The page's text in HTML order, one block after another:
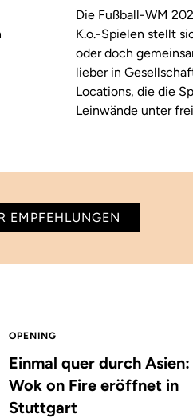
Die Fußball-WM
K.o.-Spielen stellt
oder doch
lieber in
Locations, die die
Leinwände unter
EMPFEHLUNGEN
OPENING
Einmal quer durch Asien:
Wok on Fire eröffnet in
Stuttgart